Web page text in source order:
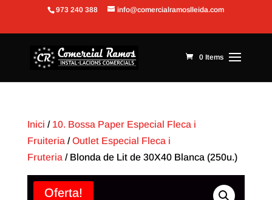
Obre la barra d'eines
973 240 388 info@comercialramoslleida.com
0 Items
Inici / 10. Bossa Paper Especial Fleca i
Fruiteria /Outlet Especial Fleca i
Fruteria / Blonda de Lit de 30X40 Blanca (250u.)
Oferta!